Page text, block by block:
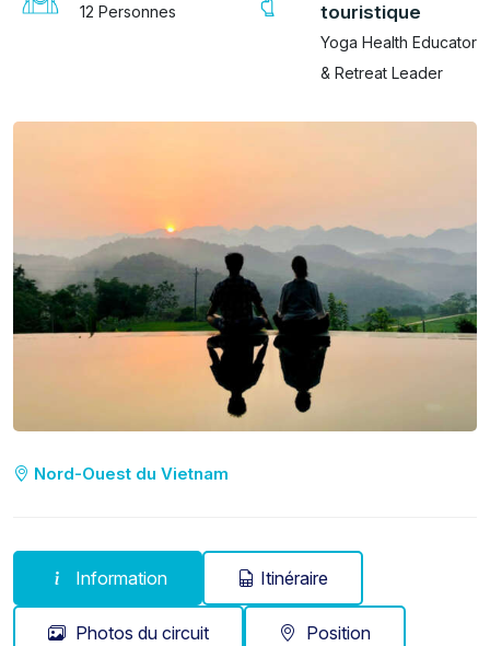
12 Personnes
touristique
Yoga Health Educator
& Retreat Leader
Nord-Ouest du Vietnam
Information Itinéraire
Photos du circuit Position